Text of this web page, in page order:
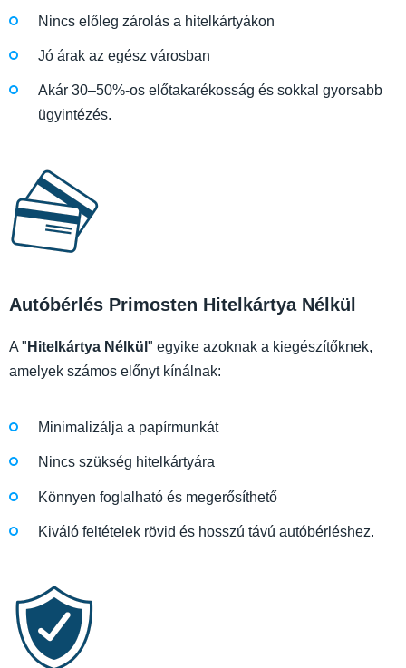
Nincs előleg zárolás a hitelkártyákon
Jó árak az egész városban
Akár 30–50%-os előtakarékosság és sokkal gyorsabb
ügyintézés.
Autóbérlés Primosten Hitelkártya Nélkül
A " Hitelkártya Nélkül " egyike azoknak a kiegészítőknek,
amelyek számos előnyt kínálnak:
Minimalizálja a papírmunkát
Nincs szükség hitelkártyára
Könnyen foglalható és megerősíthető
Kiváló feltételek rövid és hosszú távú autóbérléshez.